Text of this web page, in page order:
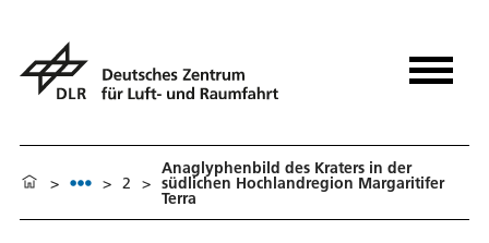
> > 2 >
Anaglyphenbild des Kraters in der
südlichen Hochlandregion Margaritifer
Terra